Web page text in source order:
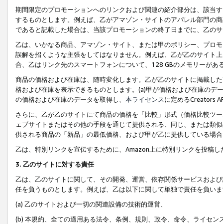
期間限定のプロモーションへのリンクおよび関連の紹介部分は、該当
するものとします。例えば、乙がアマゾン・サイトのアパレル部門の
であると記載した場合は、当該プロモーションの終了日までに、乙の
乙は、いかなる商品、アマゾン・サイト、または甲のポリシー、プロ
誤解を招くような主張をしてはなりません。例えば、乙が乙のサイト
合、乙はリンク先のスマートフォンについて、128 GBのメモリーがあ
商品の価格および在庫は、随時変化します。乙が乙のサイトに掲載し
格および在庫を表示できるものとします。(a)甲が価格および在庫の
の価格および在庫のデータを取得し、 本ライセンスに定めるCreators
さらに、乙が乙のサイトにて商品の価格を「比較」形式（価格比較ツ
ェブサイトまたはその他の手段を通じて提供される、同じ、または類
供される商品の「新品」の最低価格、および甲が乙に提供している場
乙は、特別リンクを宣伝するために、Amazon上に特別リンクを投稿
3. 乙のサイトに対する責任
乙は、乙のサイトに関して、その開発、運営、依存関係サービスおよ
任を負うものとします。例えば、乙は以下に関して単独で責任を負い
(a) 乙のサイトおよび一切の関連設備の技術的運営、
(b) 本規約、全ての適用ある法令、条例、規則、政令、命令、ライセ